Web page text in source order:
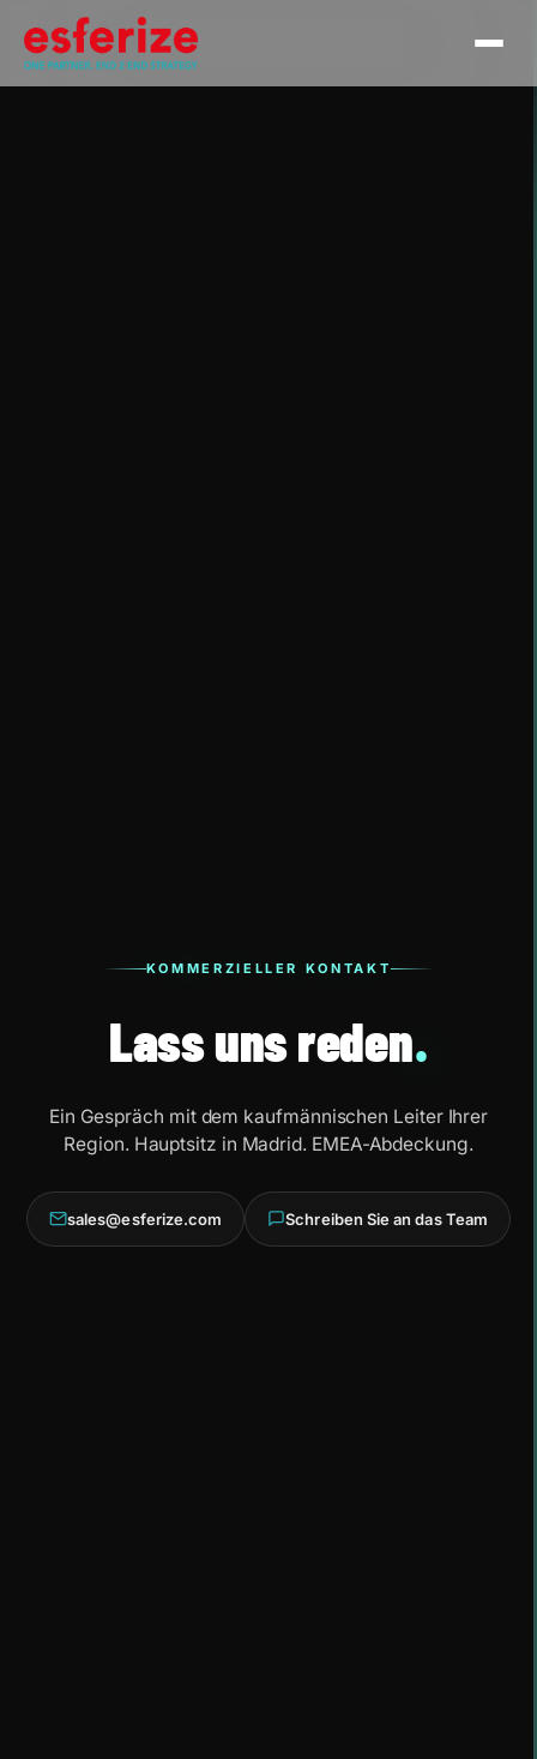
KOMMERZIELLER KONTAKT
Lass uns reden.
Ein Gespräch mit dem kaufmännischen Leiter Ihrer
Region. Hauptsitz in Madrid. EMEA-Abdeckung.
sales@esferize.com Schreiben Sie an das Team